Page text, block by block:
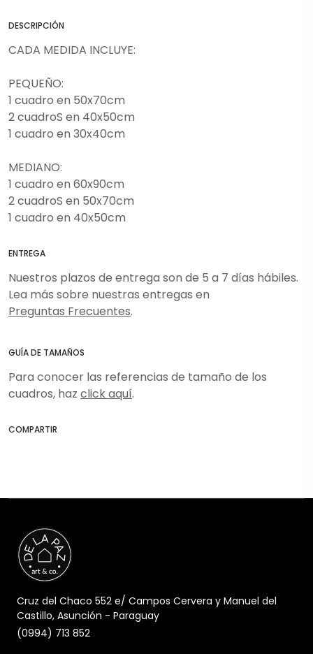
DESCRIPCIÓN
CADA MEDIDA INCLUYE:
PEQUEÑO:
1 cuadro en 50x70cm
2 cuadroS en 40x50cm
1 cuadro en 30x40cm
MEDIANO:
1 cuadro en 60x90cm
2 cuadroS en 50x70cm
1 cuadro en 40x50cm
ENTREGA
Nuestros plazos de entrega son de 5 a 7 días hábiles.
Lea más sobre nuestras entregas en
Preguntas Frecuentes.
GUÍA DE TAMAÑOS
Para conocer las referencias de tamaño de los
cuadros, haz click aquí.
COMPARTIR
Cruz del Chaco 552 e/ Campos Cervera y Manuel del
Castillo, Asunción - Paraguay
(0994) 713 852